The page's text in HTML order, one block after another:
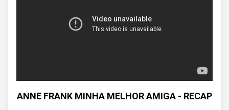
ANNE FRANK MINHA MELHOR AMIGA - RECAP